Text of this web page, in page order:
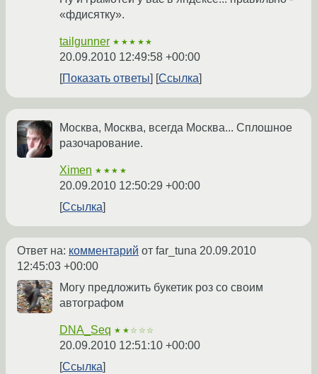
«фдисятку».
tailgunner ★★★★★
20.09.2010 12:49:58 +00:00
Показать ответы
Ссылка
Москва, Москва, всегда Москва... Сплошное
разочарование.
Ximen ★★★★
20.09.2010 12:50:29 +00:00
Ссылка
Ответ на: комментарий от far_tuna 20.09.2010
12:45:03 +00:00
Могу предложить букетик роз со своим
автографом
DNA_Seq ★★☆☆☆
20.09.2010 12:51:10 +00:00
Ссылка